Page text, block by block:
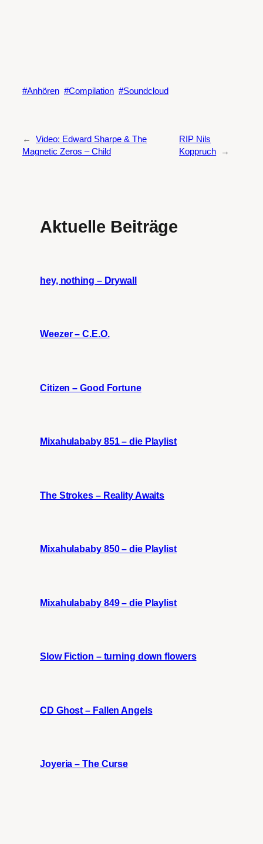
Anhören Compilation Soundcloud
←
Video: Edward Sharpe & The
Magnetic Zeros – Child
RIP Nils
Koppruch
→
Aktuelle Beiträge
hey, nothing – Drywall
Weezer – C.E.O.
Citizen – Good Fortune
Mixahulababy 851 – die Playlist
The Strokes – Reality Awaits
Mixahulababy 850 – die Playlist
Mixahulababy 849 – die Playlist
Slow Fiction – turning down flowers
CD Ghost – Fallen Angels
Joyeria – The Curse